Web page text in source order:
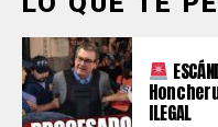
ILEGAL